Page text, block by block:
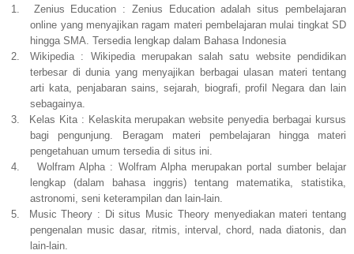
1.
Zenius Education : Zenius Education adalah situs pembelajaran
online yang menyajikan ragam materi pembelajaran mulai tingkat SD
hingga SMA. Tersedia lengkap dalam Bahasa Indonesia
2.
Wikipedia : Wikipedia merupakan salah satu website pendidikan
terbesar di dunia yang menyajikan berbagai ulasan materi tentang
arti kata, penjabaran sains, sejarah, biografi, profil Negara dan lain
sebagainya.
3.
Kelas Kita : Kelaskita merupakan website penyedia berbagai kursus
bagi pengunjung. Beragam materi pembelajaran hingga materi
pengetahuan umum tersedia di situs ini.
4.
Wolfram Alpha : Wolfram Alpha merupakan portal sumber belajar
lengkap (dalam bahasa inggris) tentang matematika, statistika,
astronomi, seni keterampilan dan lain-lain.
5.
Music Theory : Di situs Music Theory menyediakan materi tentang
pengenalan music dasar, ritmis, interval, chord, nada diatonis, dan
lain-lain.